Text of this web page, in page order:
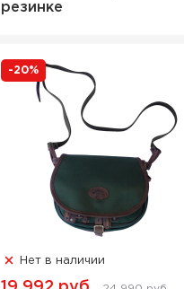
резинке
-20%
Нет в наличии